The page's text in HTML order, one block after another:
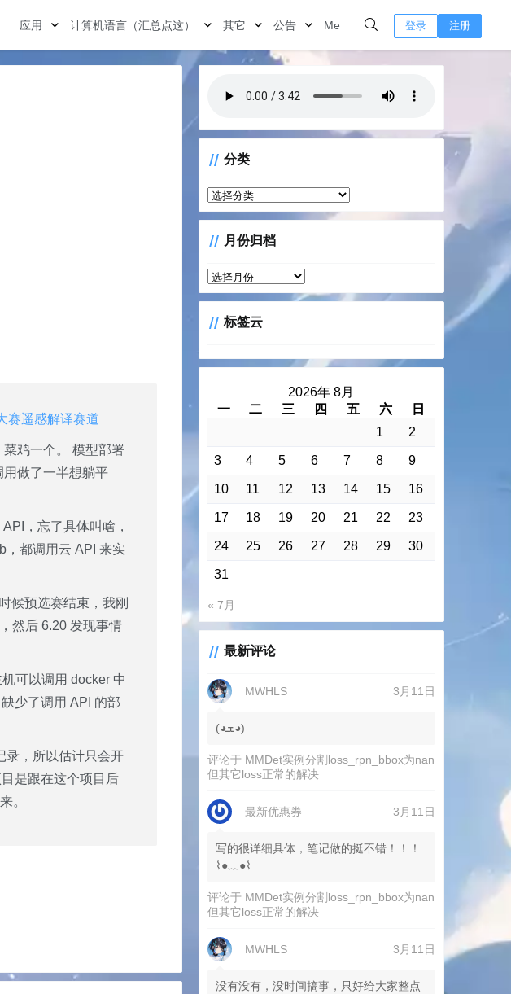
应用 计算机语言（汇总点这） 其它 公告 Me 登录 注册
赛遥感解译赛道
鸡一个。 模型部署
做了一半想躺平
，忘了具体叫啥，
，都调用云 API 来实
候预选赛结束，我刚
然后 6.20 发现事情
可以调用 docker 中
少了调用 API 的部
录，所以估计只会开
是跟在这个项目后
。
分类
分
类
月份归档
月
份
档 标签云
2026年 8月
一
二 三 四 五 六
日
1
2
3 4 5 6 7 8 9
10 11 12 13 14 15 16
17 18 19 20 21 22 23
24 25 26 27 28 29 30
31
« 7月
最新评论
MWHLS 3月11日
(◕ܫ◕)
评论于 MMDet实例分割loss_rpn_bbox为nan
但其它loss正常的解决
最新优惠券 3月11日
写的很详细具体，笔记做的挺不错！！！
⌇●﹏●⌇
评论于 MMDet实例分割loss_rpn_bbox为nan
但其它loss正常的解决
MWHLS 3月11日
没有没有，没时间搞事，只好给大家整点